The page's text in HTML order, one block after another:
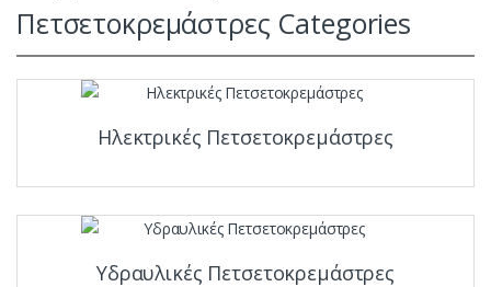
Πετσετοκρεμάστρες Categories
Ηλεκτρικές Πετσετοκρεμάστρες
Υδραυλικές Πετσετοκρεμάστρες